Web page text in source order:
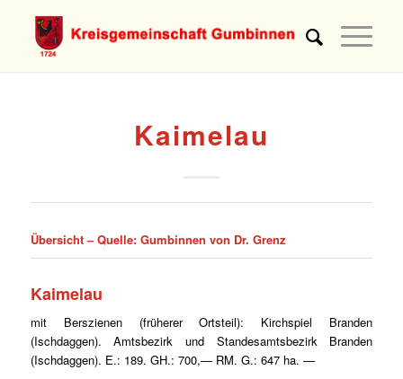
Kaimelau
Übersicht –Quelle: Gumbinnen von Dr. Grenz
Kaimelau
mit Berszienen (früherer Ortsteil): Kirchspiel Branden
(Ischdaggen). Amtsbezirk und Standesamtsbezirk Branden
(Ischdaggen). E.: 189. GH.: 700,— RM. G.: 647 ha. —